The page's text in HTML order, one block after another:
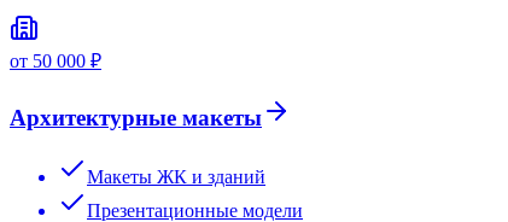
от 50 000 ₽
Архитектурные макеты
Макеты ЖК и зданий
Презентационные модели